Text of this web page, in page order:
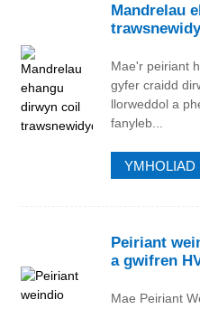
Mandrelau
Mae'r peiriant
gyfer craidd
llorweddol a
fanyleb...
YMHOLIAD
Peiriant
a gwifren
Mae Peiriant